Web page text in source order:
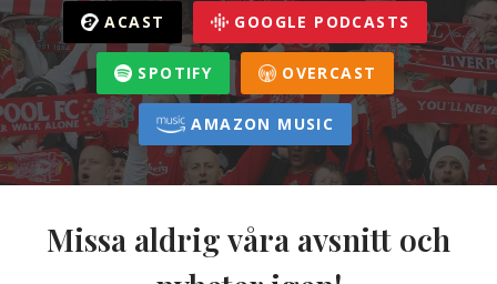
ACAST GOOGLE PODCASTS
SPOTIFY OVERCAST
AMAZON MUSIC
Missa aldrig våra avsnitt och